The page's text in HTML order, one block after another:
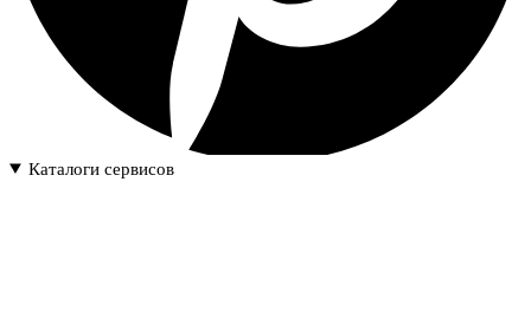
Каталоги сервисов